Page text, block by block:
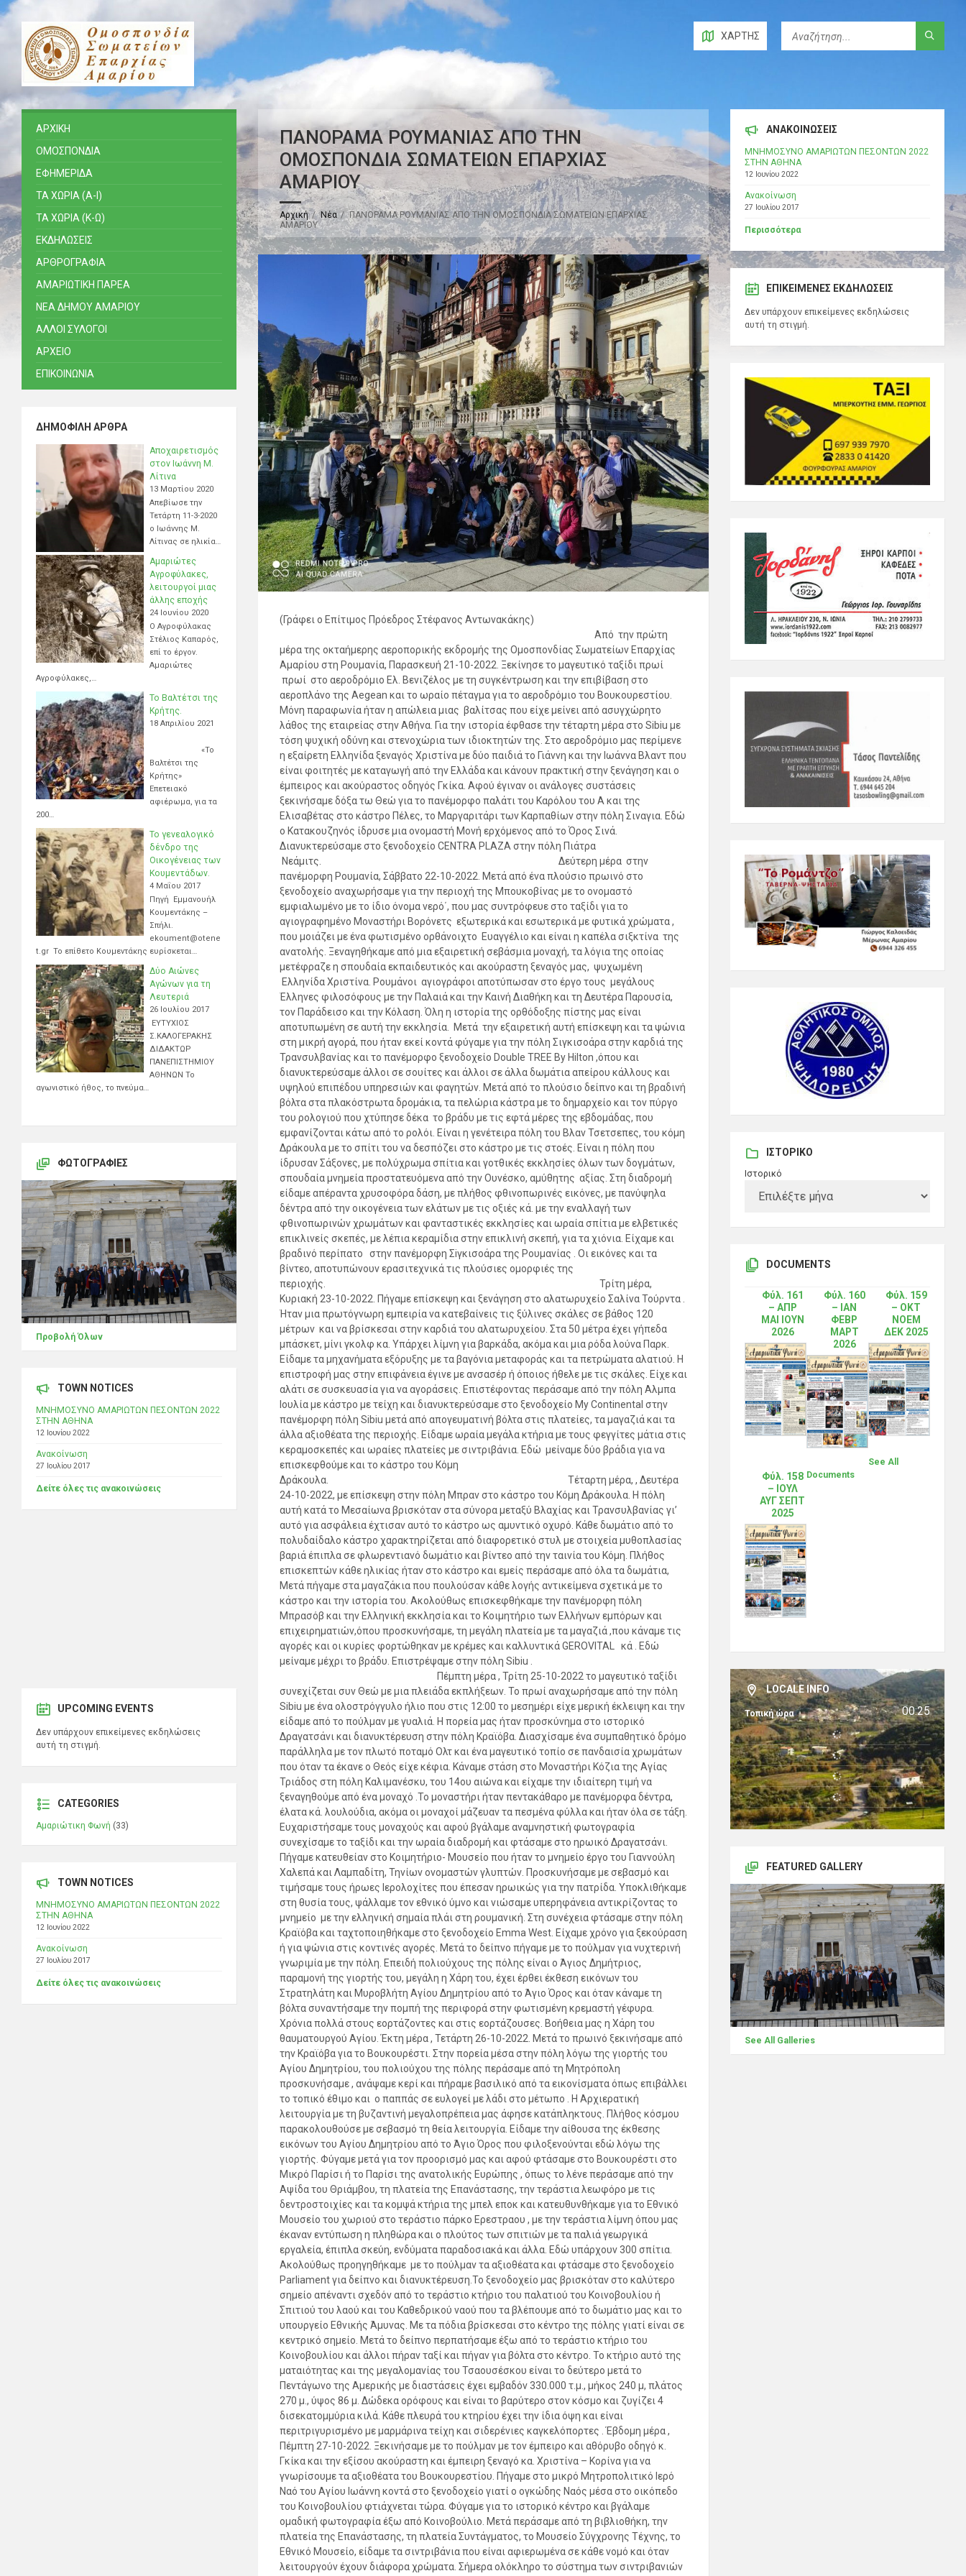
ΧΆΡΤΗΣ
ΠΑΝΟΡΑΜΑ ΡΟΥΜΑΝΙΑΣ ΑΠΟ ΤΗΝ
ΟΜΟΣΠΟΝΔΙΑ ΣΩΜΑΤΕΙΩΝ ΕΠΑΡΧΙΑΣ
ΑΜΑΡΙΟΥ
Αρχική Νέα
ΠΑΝΟΡΑΜΑ ΡΟΥΜΑΝΙΑΣ ΑΠΟ ΤΗΝ ΟΜΟΣΠΟΝΔΙΑ ΣΩΜΑΤΕΙΩΝ ΕΠΑΡΧΙΑΣ
ΑΜΑΡΙΟΥ
(Γράφει ο Επίτιμος Πρόεδρος Στέφανος Αντωνακάκης)
Από την πρώτη
μέρα της οκταήμερης αεροπορικής εκδρομής της Ομοσπονδίας Σωματείων Επαρχίας
Αμαρίου στη Ρουμανία, Παρασκευή 21-10-2022. Ξεκίνησε το μαγευτικό ταξίδι πρωί
πρωί στο αεροδρόμιο Ελ. Βενιζέλος με τη συγκέντρωση και την επιβίβαση στο
αεροπλάνο της Aegean και το ωραίο πέταγμα για το αεροδρόμιο του Βουκουρεστίου.
Μόνη παραφωνία ήταν η απώλεια μιας βαλίτσας που είχε μείνει από ασυγχώρητο
λάθος της εταιρείας στην Αθήνα. Για την ιστορία έφθασε την τέταρτη μέρα στο Sibiu με
τόση ψυχική οδύνη και στενοχώρια των ιδιοκτητών της. Στο αεροδρόμιο μας περίμενε
η εξαίρετη Ελληνίδα ξεναγός Χριστίνα με δύο παιδιά το Γιάννη και την Ιωάννα Βλαντ που
είναι φοιτητές με καταγωγή από την Ελλάδα και κάνουν πρακτική στην ξενάγηση και ο
έμπειρος και ακούραστος οδηγός Γκίκα. Αφού έγιναν οι ανάλογες συστάσεις
ξεκινήσαμε δόξα τω Θεώ για το πανέμορφο παλάτι του Καρόλου του Α και της
Ελισαβέτας στο κάστρο Πέλες, το Μαργαριτάρι των Καρπαθίων στην πόλη Σιναγια. Εδώ
ο Κατακουζηνός ίδρυσε μια ονομαστή Μονή ερχόμενος από το Όρος Σινά.
Διανυκτερεύσαμε στο ξενοδοχείο CENTRA PLAZA στην πόλη Πιάτρα
Νεάμιτς. Δεύτερη μέρα στην
πανέμορφη Ρουμανία, Σάββατο 22-10-2022. Μετά από ένα πλούσιο πρωινό στο
ξενοδοχείο αναχωρήσαμε για την περιοχή της Μπουκοβίνας με το ονομαστό
εμφιαλωμένο με το ίδιο όνομα νερό΄, που μας συντρόφευε στο ταξίδι για το
αγιογραφημένο Μοναστήρι Βορόνετς εξωτερικά και εσωτερικά με φυτικά χρώματα ,
που μοιάζει με ένα φωτισμένο ορθάνοιχτο Ευαγγέλιο και είναι η καπέλα σιξκτίνα της
ανατολής. Ξεναγηθήκαμε από μια εξαιρετική σεβάσμια μοναχή, τα λόγια της οποίας
μετέφραζε η σπουδαία εκπαιδευτικός και ακούραστη ξεναγός μας, ψυχωμένη
Ελληνίδα Χριστίνα. Ρουμάνοι αγιογράφοι αποτύπωσαν στο έργο τους μεγάλους
Έλληνες φιλοσόφους με την Παλαιά και την Καινή Διαθήκη και τη Δευτέρα Παρουσία,
τον Παράδεισο και την Κόλαση. Όλη η ιστορία της ορθόδοξης πίστης μας είναι
αποτυπωμένη σε αυτή την εκκλησία. Μετά την εξαιρετική αυτή επίσκεψη και τα ψώνια
στη μικρή αγορά, που ήταν εκεί κοντά φύγαμε για την πόλη Σιγκισοάρα στην καρδιά της
Τρανσυλβανίας και το πανέμορφο ξενοδοχείο Double TREE By Hilton ,όπου και
διανυκτερεύσαμε άλλοι σε σουίτες και άλλοι σε άλλα δωμάτια απείρου κάλλους και
υψηλού επιπέδου υπηρεσιών και φαγητών. Μετά από το πλούσιο δείπνο και τη βραδινή
βόλτα στα πλακόστρωτα δρομάκια, τα πελώρια κάστρα με το δημαρχείο και τον πύργο
του ρολογιού που χτύπησε δέκα το βράδυ με τις εφτά μέρες της εβδομάδας, που
εμφανίζονται κάτω από το ρολόι. Είναι η γενέτειρα πόλη του Βλαν Τσετσεπες, του κόμη
Δράκουλα με το σπίτι του να δεσπόζει στο κάστρο με τις στοές. Είναι η πόλη που
ίδρυσαν Σάξονες, με πολύχρωμα σπίτια και γοτθικές εκκλησίες όλων των δογμάτων,
σπουδαία μνημεία προστατευόμενα από την Ουνέσκο, αμύθητης αξίας. Στη διαδρομή
είδαμε απέραντα χρυσοφόρα δάση, με πλήθος φθινοπωρινές εικόνες, με πανύψηλα
δέντρα από την οικογένεια των ελάτων με τις οξιές κά. με την εναλλαγή των
φθινοπωρινών χρωμάτων και φανταστικές εκκλησίες και ωραία σπίτια με ελβετικές
επικλινείς σκεπές, με λέπια κεραμίδια στην επικλινή σκεπή, για τα χιόνια. Είχαμε και
βραδινό περίπατο στην πανέμορφη Σiγκισοάρα της Ρουμανίας . Οι εικόνες και τα
βίντεο, αποτυπώνουν ερασιτεχνικά τις πλούσιες ομορφιές της
περιοχής. Τρίτη μέρα,
Κυριακή 23-10-2022. Πήγαμε επίσκεψη και ξενάγηση στο αλατωρυχείο Σαλίνα Τούρντα .
Ήταν μια πρωτόγνωρη εμπειρία να κατεβαίνεις τις ξύλινες σκάλες σε βάθος 120
μέτρων και να βρίσκεσαι στην καρδιά του αλατωρυχείου. Στα 50 μέτρα έχει γήπεδα
μπάσκετ, μίνι γκολφ κα. Υπάρχει λίμνη για βαρκάδα, ακόμα και μια ρόδα λούνα Παρκ.
Είδαμε τα μηχανήματα εξόρυξης με τα βαγόνια μεταφοράς και τα πετρώματα αλατιού. Η
επιστροφή μας στην επιφάνεια έγινε με ανσασέρ ή όποιος ήθελε με τις σκάλες. Είχε και
αλάτι σε συσκευασία για να αγοράσεις. Επιστέφοντας περάσαμε από την πόλη Αλμπα
Ιουλία με κάστρο με τείχη και διανυκτερεύσαμε στο ξενοδοχείο MyContinental στην
πανέμορφη πόλη Sibiu μετά από απογευματινή βόλτα στις πλατείες, τα μαγαζιά και τα
άλλα αξιοθέατα της περιοχής. Είδαμε ωραία μεγάλα κτήρια με τους φεγγίτες μάτια στις
κεραμοσκεπές και ωραίες πλατείες με σιντριβάνια. Εδώ μείναμε δύο βράδια για να
επισκεφθούμε και το κάστρο του Κόμη
Δράκουλα. Τέταρτη μέρα, , Δευτέρα
24-10-2022, με επίσκεψη στην πόλη Μπραν στο κάστρο του Κόμη Δράκουλα. Η πόλη
αυτή κατά το Μεσαίωνα βρισκόταν στα σύνορα μεταξύ Βλαχίας και Τρανσυλβανίας γι’
αυτό για ασφάλεια έχτισαν αυτό το κάστρο ως αμυντικό οχυρό. Κάθε δωμάτιο από το
πολυδαίδαλο κάστρο χαρακτηρίζεται από διαφορετικό στυλ με στοιχεία μυθοπλασίας
βαριά έπιπλα σε φλωρεντιανό δωμάτιο και βίντεο από την ταινία του Κόμη. Πλήθος
επισκεπτών κάθε ηλικίας ήταν στο κάστρο και εμείς περάσαμε από όλα τα δωμάτια,
Μετά πήγαμε στα μαγαζάκια που πουλούσαν κάθε λογής αντικείμενα σχετικά με το
κάστρο και την ιστορία του. Ακολούθως επισκεφθήκαμε την πανέμορφη πόλη
Μπρασόβ και την Ελληνική εκκλησία και το Κοιμητήριο των Ελλήνων εμπόρων και
επιχειρηματιών,όπου προσκυνήσαμε, τη μεγάλη πλατεία με τα μαγαζιά ,που κάναμε τις
αγορές και οι κυρίες φορτώθηκαν με κρέμες και καλλυντικάGEROVITAL κά . Εδώ
μείναμε μέχρι το βράδυ. Επιστρέψαμε στην πόλη Sibiu .
Πέμπτη μέρα , Τρίτη 25-10-2022 το μαγευτικό ταξίδι
συνεχίζεται συν Θεώ με μια πλειάδα εκπλήξεων. Το πρωί αναχωρήσαμε από την πόλη
Sibiu με ένα ολοστρόγγυλο ήλιο που στις 12:00 το μεσημέρι είχε μερική έκλειψη και την
είδαμε από το πούλμαν με γυαλιά. Η πορεία μας ήταν προσκύνημα στο ιστορικό
Δραγατσάνι και διανυκτέρευση στην πόλη Κραϊόβα. Διασχίσαμε ένα συμπαθητικό δρόμο
παράλληλα με τον πλωτό ποταμό Ολτ και ένα μαγευτικό τοπίο σε πανδαισία χρωμάτων
που όταν τα έκανε ο Θεός είχε κέφια. Κάναμε στάση στο Μοναστήρι Κόζια της Αγίας
Τριάδος στη πόλη Καλιμανέσκυ, του 14ου αιώνα και είχαμε την ιδιαίτερη τιμή να
ξεναγηθούμε από ένα μοναχό .Το μοναστήρι ήταν πεντακάθαρο με πανέμορφα δέντρα,
έλατα κά. λουλούδια, ακόμα οι μοναχοί μάζευαν τα πεσμένα φύλλα και ήταν όλα σε τάξη.
Ευχαριστήσαμε τους μοναχούς και αφού βγάλαμε αναμνηστική φωτογραφία
συνεχίσαμε το ταξίδι και την ωραία διαδρομή και φτάσαμε στο ηρωικό Δραγατσάνι.
Πήγαμε κατευθείαν στο Κοιμητήριο- Μουσείο που ήταν το μνημείο έργο του Γιαννούλη
Χαλεπά και Λαμπαδίτη, Τηνίων ονομαστών γλυπτών. Προσκυνήσαμε με σεβασμό και
τιμήσαμε τους ήρωες Ιερολοχίτες που έπεσαν ηρωικώς για την πατρίδα. Υποκλιθήκαμε
στη θυσία τους, ψάλλαμε τον εθνικό ύμνο και νιώσαμε υπερηφάνεια αντικρίζοντας το
μνημείο με την ελληνική σημαία πλάι στη ρουμανική. Στη συνέχεια φτάσαμε στην πόλη
Κραϊόβα και ταχτοποιηθήκαμε στο ξενοδοχείο Emma West. Είχαμε χρόνο για ξεκούραση
ή για ψώνια στις κοντινές αγορές. Μετά το δείπνο πήγαμε με το πούλμαν για νυχτερινή
γνωριμία με την πόλη. Επειδή πολιούχους της πόλης είναι ο Άγιος Δημήτριος,
παραμονή της γιορτής του, μεγάλη η Χάρη του, έχει έρθει έκθεση εικόνων του
Στρατηλάτη και Μυροβλήτη Αγίου Δημητρίου από το Άγιο Όρος και όταν κάναμε τη
βόλτα συναντήσαμε την πομπή της περιφορά στην φωτισμένη κρεμαστή γέφυρα.
Χρόνια πολλά στους εορτάζοντες και στις εορτάζουσες. Βοήθεια μας η Χάρη του
θαυματουργού Αγίου. Έκτη μέρα , Τετάρτη 26-10-2022. Μετά το πρωινό ξεκινήσαμε από
την Κραϊόβα για το Βουκουρέστι. Στην πορεία μέσα στην πόλη λόγω της γιορτής του
Αγίου Δημητρίου, του πολιούχου της πόλης περάσαμε από τη Μητρόπολη
προσκυνήσαμε , ανάψαμε κερί και πήραμε βασιλικό από τα εικονίσματα όπως επιβάλλει
το τοπικό έθιμο και ο παππάς σε ευλογεί με λάδι στο μέτωπο . Η Αρχιερατική
λειτουργία με τη βυζαντινή μεγαλοπρέπεια μας άφησε κατάπληκτους. Πλήθος κόσμου
παρακολουθούσε με σεβασμό τη θεία λειτουργία. Είδαμε την αίθουσα της έκθεσης
εικόνων του Αγίου Δημητρίου από το Άγιο Όρος που φιλοξενούνται εδώ λόγω της
γιορτής. Φύγαμε μετά για τον προορισμό μας και αφού φτάσαμε στο Βουκουρέστι στο
Μικρό Παρίσι ή το Παρίσι της ανατολικής Ευρώπης , όπως το λένε περάσαμε από την
Αψίδα του Θριάμβου, τη πλατεία της Επανάστασης, την τεράστια λεωφόρο με τις
δεντροστοιχίες και τα κομψά κτήρια της μπελ εποκ και κατευθυνθήκαμε για το Εθνικό
Μουσείο του χωριού στο τεράστιο πάρκο Ερεστραου , με την τεράστια λίμνη όπου μας
έκαναν εντύπωση η πληθώρα και ο πλούτος των σπιτιών με τα παλιά γεωργικά
εργαλεία, έπιπλα σκεύη, ενδύματα παραδοσιακά και άλλα. Εδώ υπάρχουν 300 σπίτια.
Ακολούθως προηγηθήκαμε με το πούλμαν τα αξιοθέατα και φτάσαμε στο ξενοδοχείο
Parliament για δείπνο και διανυκτέρευση.Το ξενοδοχείο μας βρισκόταν στο καλύτερο
σημείο απέναντι σχεδόν από το τεράστιο κτήριο του παλατιού του Κοινοβουλίου ή
Σπιτιού του λαού και του Καθεδρικού ναού που τα βλέπουμε από το δωμάτιο μας και το
υπουργείο Εθνικής Άμυνας. Με τα πόδια βρίσκεσαι στο κέντρο της πόλης γιατί είναι σε
κεντρικό σημείο. Μετά το δείπνο περπατήσαμε έξω από το τεράστιο κτήριο του
Κοινοβουλίου και άλλοι πήραν ταξί και πήγαν για βόλτα στο κέντρο. Το κτήριο αυτό της
ματαιότητας και της μεγαλομανίας του Τσαουσέσκου είναι το δεύτερο μετά το
Πεντάγωνο της Αμερικής με διαστάσεις έχει εμβαδόν 330.000 τ.μ., μήκος 240 μ, πλάτος
270 μ., ύψος 86 μ. Δώδεκα ορόφους και είναι το βαρύτερο στον κόσμο και ζυγίζει 4
δισεκατομμύρια κιλά. Κάθε πλευρά του κτηρίου έχει την ίδια όψη και είναι
περιτριγυρισμένο με μαρμάρινα τείχη και σιδερένιες καγκελόπορτες . Έβδομη μέρα ,
Πέμπτη 27-10-2022. Ξεκινήσαμε με το πούλμαν με τον έμπειρο και αθόρυβο οδηγό κ.
Γκίκα και την εξίσου ακούραστη και έμπειρη ξεναγό κα. Χριστίνα – Κορίνα για να
γνωρίσουμε τα αξιοθέατα του Βουκουρεστίου. Πήγαμε στο μικρό Μητροπολιτικό Ιερό
Ναό του Αγίου Ιωάννη κοντά στο ξενοδοχείο γιατί ο ογκώδης Ναός μέσα στο οικόπεδο
του Κοινοβουλίου φτιάχνεται τώρα. Φύγαμε για το ιστορικό κέντρο και βγάλαμε
ομαδική φωτογραφία έξω από Κοινοβούλιο. Μετά περάσαμε από τη βιβλιοθήκη, την
πλατεία της Επανάστασης, τη πλατεία Συντάγματος, το Μουσείο Σύγχρονης Τέχνης, το
Εθνικό Μουσείο, είδαμε τα σιντριβάνια που είναι αφιερωμένα σε κάθε νoμό και όταν
λειτουργούν έχουν διάφορα χρώματα. Σήμερα ολόκληρο το σύστημα των σιντριβανιών
ΑΡΧΙΚΗ
ΟΜΟΣΠΟΝΔΙΑ
ΕΦΗΜΕΡΙΔΑ
ΤΑ ΧΩΡΙΑ (Α-Ι)
ΤΑ ΧΩΡΙΑ (Κ-Ω)
ΕΚΔΗΛΩΣΕΙΣ
ΑΡΘΡΟΓΡΑΦΙΑ
ΑΜΑΡΙΩΤΙΚΗ ΠΑΡΕΑ
ΝΕΑ ΔΗΜΟΥ ΑΜΑΡΙΟΥ
ΑΛΛΟΙ ΣΥΛΟΓΟΙ
ΑΡΧΕΙΟ
ΕΠΙΚΟΙΝΩΝΙΑ
ΔΗΜΟΦΙΛΉ ΆΡΘΡΑ
Αποχαιρετισμός
στον Ιωάννη Μ.
Λίτινα
13 Μαρτίου 2020
Απεβίωσε την
Τετάρτη 11-3-2020
ο Ιωάννης Μ.
Λίτινας σε ηλικία…
Αμαριώτες
Αγροφύλακες,
λειτουργοί μιας
άλλης εποχής
24 Ιουνίου 2020
Ο Αγροφύλακας
Στέλιος Καπαρός,
επί το έργον.
Αμαριώτες
Αγροφύλακες,…
Το Βαλτέτσι της
Κρήτης.
18 Απριλίου 2021
«Το
Βαλτέτσι της
Κρήτης»
Επετειακό
αφιέρωμα, για τα
200…
Το γενεαλογικό
δένδρο της
Οικογένειας των
Κουμεντάδων.
4 Μαΐου 2017
Πηγή Εμμανουήλ
Κουμεντάκης –
Σπήλι.
ekoument@otene
t.gr Το επίθετο Κουμεντάκης ευρίσκεται…
Δύο Αιώνες
Αγώνων για τη
Λευτεριά
26 Ιουλίου 2017
ΕΥΤΥΧΙΟΣ
Σ.ΚΑΛΟΓΕΡΑΚΗΣ
ΔΙΔΑΚΤΩΡ
ΠΑΝΕΠΙΣΤΗΜΙΟΥ
ΑΘΗΝΩΝ Το
αγωνιστικό ήθος, το πνεύμα…
ΦΩΤΟΓΡΑΦΊΕΣ
Προβολή Όλων
TOWN NOTICES
ΜΝΗΜΟΣΥΝΟ ΑΜΑΡΙΩΤΩΝ ΠΕΣΟΝΤΩΝ 2022
ΣΤΗΝ ΑΘΗΝΑ
12 Ιουνίου 2022
Ανακοίνωση
27 Ιουλίου 2017
Δείτε όλες τις ανακοινώσεις
UPCOMING EVENTS
Δεν υπάρχουν επικείμενες εκδηλώσεις
αυτή τη στιγμή.
CATEGORIES
Αμαριώτικη Φωνή (33)
TOWN NOTICES
ΜΝΗΜΟΣΥΝΟ ΑΜΑΡΙΩΤΩΝ ΠΕΣΟΝΤΩΝ 2022
ΣΤΗΝ ΑΘΗΝΑ
12 Ιουνίου 2022
Ανακοίνωση
27 Ιουλίου 2017
Δείτε όλες τις ανακοινώσεις
ΑΝΑΚΟΙΝΩΣΕΙΣ
ΜΝΗΜΟΣΥΝΟ ΑΜΑΡΙΩΤΩΝ ΠΕΣΟΝΤΩΝ 2022
ΣΤΗΝ ΑΘΗΝΑ
12 Ιουνίου 2022
Ανακοίνωση
27 Ιουλίου 2017
Περισσότερα
ΕΠΙΚΕΊΜΕΝΕΣ ΕΚΔΗΛΏΣΕΙΣ
Δεν υπάρχουν επικείμενες εκδηλώσεις
αυτή τη στιγμή.
ΙΣΤΟΡΙΚΌ
Ιστορικό
DOCUMENTS
Φύλ. 161
– ΑΠΡ
ΜΑΙ ΙΟΥΝ
2026
Φύλ. 160
– ΙΑΝ
ΦΕΒΡ
ΜΑΡΤ
2026
Φύλ. 159
– ΟΚΤ
ΝΟΕΜ
ΔΕΚ 2025
Φύλ. 158
– ΙΟΥΛ
ΑΥΓ ΣΕΠΤ
2025
See All
Documents
LOCALE INFO
Τοπική ώρα 00:25
FEATURED GALLERY
See All Galleries